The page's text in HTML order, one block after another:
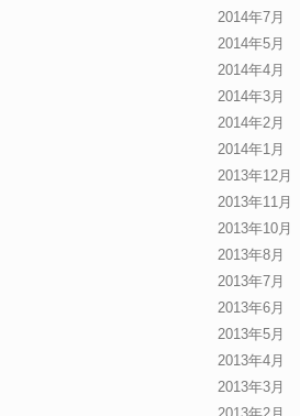
2014年7月
2014年5月
2014年4月
2014年3月
2014年2月
2014年1月
2013年12月
2013年11月
2013年10月
2013年8月
2013年7月
2013年6月
2013年5月
2013年4月
2013年3月